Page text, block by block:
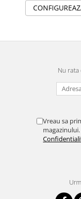
Nu
Vreau sa